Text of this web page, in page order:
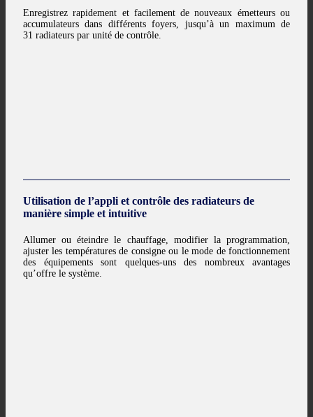
Enregistrez rapidement et facilement de nouveaux émetteurs ou
accumulateurs dans différents foyers, jusqu’à un maximum de
31 radiateurs par unité de contrôle.
Utilisation de l’appli et contrôle des radiateurs de
manière simple et intuitive
Allumer ou éteindre le chauffage, modifier la programmation,
ajuster les températures de consigne ou le mode de fonctionnement
des équipements sont quelques-uns des nombreux avantages
qu’offre le système.